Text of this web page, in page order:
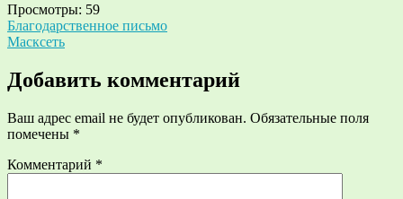
Просмотры: 59
Навигация
по
записям
Благодарственное письмо
Масксеть
Добавить комментарий
Ваш адрес email не будет опубликован. Обязательные поля
помечены *
Комментарий *